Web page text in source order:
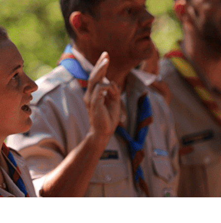
Exporter les lignes sélectionnées
Exporter toutes les colonnes
Exporter uniquement les colonnes affichées
Menu
?>
Images de la page d'accueil
Cliquez pour éditer